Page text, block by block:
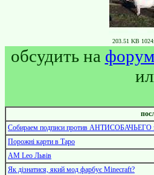
203.51 KB
обсудить на
Собираем подписи против АНТИСОБАЧЬЕГО
Порожні карти в Таро
AM Leo Львів
Як дізнатися, який мод фарбує Minecraft?